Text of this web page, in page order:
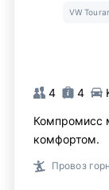
VW
4 4
Компромисс
комфортом.
Провоз